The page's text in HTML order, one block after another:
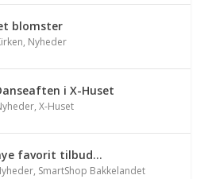
blomster
, Nyheder
i X-Huset
,X-Huset
favorit tilbud…
, SmartShop Bakkelandet